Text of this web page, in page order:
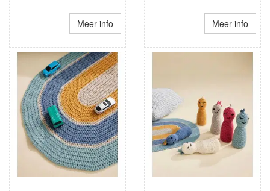
Meer info Meer info